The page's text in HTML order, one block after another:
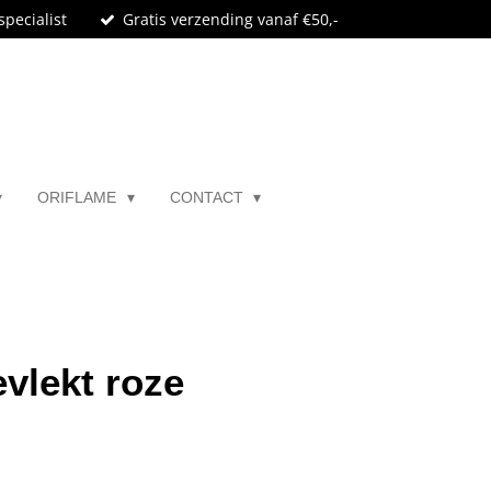
Gratis verzending vanaf €50,-
ORIFLAME CONTACT
roze